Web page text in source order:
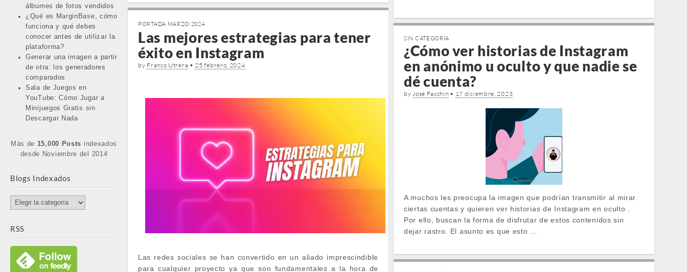
álbumes de fotos vendidos
¿Qué es MarginBase, cómo
funciona y qué debes
conocer antes de utilizar la
plataforma?
Generar una imagen a partir
de otra: los generadores
comparados
Sala de Juegos en
YouTube: Cómo Jugar a
Minijuegos Gratis sin
Descargar Nada
Más de 15,000 Posts indexados
desde Noviembre del 2014
Blogs Indexados
Blogs
Indexados
RSS
PORTADA MARZO 2024
Las mejores estrategias para tener
éxito en Instagram
by Franco Utrera • 25 febrero, 2024
Las redes sociales se han convertido en un aliado imprescindible
para cualquier proyecto ya que son fundamentales a la hora de
SIN CATEGORÍA
¿Cómo ver historias de Instagram
en anónimo u oculto y que nadie se
dé cuenta?
byJosé Facchin • 17 diciembre, 2023
A muchos les preocupa la imagen que podrían transmitir al mirar
ciertas cuentas y quieren ver historias de Instagram en oculto .
Por ello, buscan la forma de disfrutar de estos contenidos sin
dejar rastro. El asunto es que esto …